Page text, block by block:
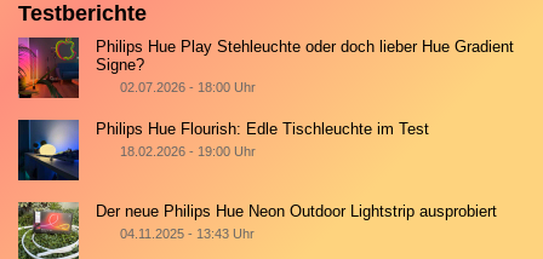
Testberichte
Philips Hue Play Stehleuchte oder doch lieber Hue Gradient
Signe?
02.07.2026 - 18:00 Uhr
Philips Hue Flourish: Edle Tischleuchte im Test
18.02.2026 - 19:00 Uhr
Der neue Philips Hue Neon Outdoor Lightstrip ausprobiert
04.11.2025 - 13:43 Uhr